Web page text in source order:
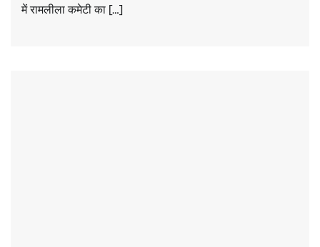
में रामलीला कमेटी का […]